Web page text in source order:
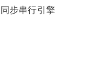
步串行引擎